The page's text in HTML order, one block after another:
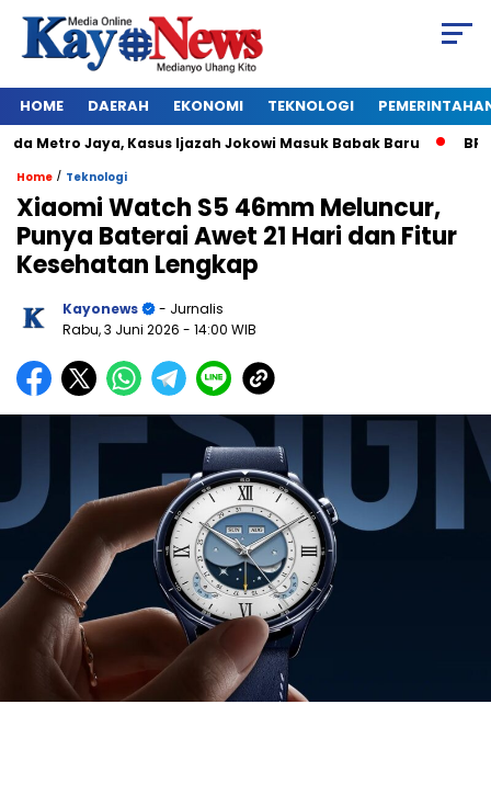
HOME DAERAH EKONOMI TEKNOLOGI
Jaya, Kasus Ijazah Jokowi Masuk Babak Baru
Home / Teknologi
Xiaomi Watch S5 46mm Meluncur,
Punya Baterai Awet 21 Hari dan Fitur
Kesehatan Lengkap
Kayonews
- Jurnalis
Rabu, 3 Juni 2026 - 14:00 WIB